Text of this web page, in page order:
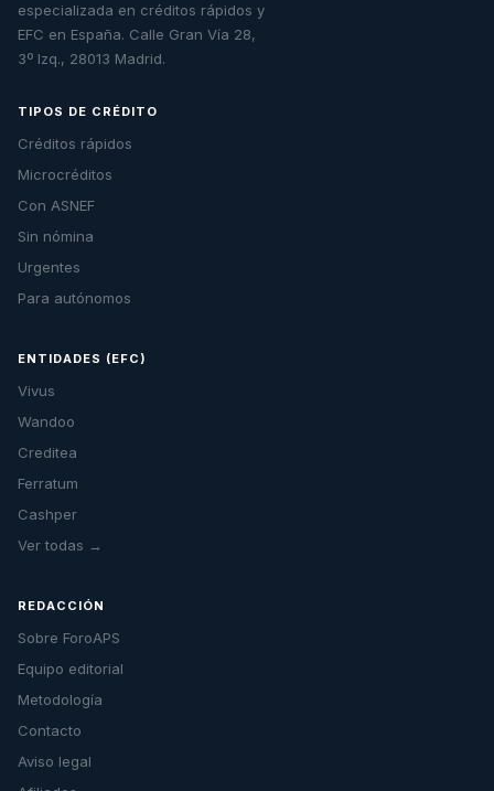
especializada en créditos rápidos y
EFC en España. Calle Gran Vía 28,
3º Izq., 28013 Madrid.
TIPOS DE CRÉDITO
Créditos rápidos
Microcréditos
Con ASNEF
Sin nómina
Urgentes
Para autónomos
ENTIDADES (EFC)
Vivus
Wandoo
Creditea
Ferratum
Cashper
Ver todas →
REDACCIÓN
Sobre ForoAPS
Equipo editorial
Metodología
Contacto
Aviso legal